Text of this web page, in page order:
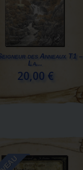
des Anneaux T1 –
La...
20,00 €